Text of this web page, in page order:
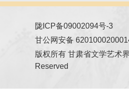
陇ICP备09002094号-3
甘公网安备
版权所有 甘肃省文学艺术
Reserved